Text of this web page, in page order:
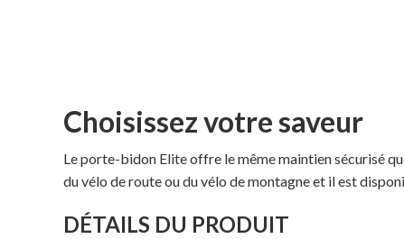
Choisissez votre saveur
Le porte-bidon Elite offre le même maintien sécurisé
du vélo de route ou du vélo de montagne et il est
DÉTAILS DU PRODUIT